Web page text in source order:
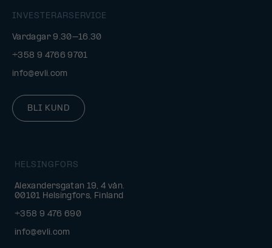
INVESTERARSERVICE
Vardagar 9.30–16.30
+358 9 4766 9701
info@evli.com
BLI KUND
HELSINGFORS
Alexandersgatan 19, 4 vån.
00101 Helsingfors, Finland
+358 9 476 690
info@evli.com